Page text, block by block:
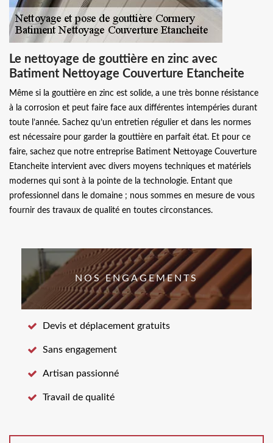
Le nettoyage de gouttière en zinc avec
Batiment Nettoyage Couverture Etancheite
Même si la gouttière en zinc est solide, a une très bonne résistance
à la corrosion et peut faire face aux différentes intempéries durant
toute l’année. Sachez qu’un entretien régulier et dans les normes
est nécessaire pour garder la gouttière en parfait état. Et pour ce
faire, sachez que notre entreprise Batiment Nettoyage Couverture
Etancheite intervient avec divers moyens techniques et matériels
modernes qui sont à la pointe de la technologie. Entant que
professionnel dans le domaine ; nous sommes en mesure de vous
fournir des travaux de qualité en toutes circonstances.
NOS ENGAGEMENTS
Devis et déplacement gratuits
Sans engagement
Artisan passionné
Travail de qualité